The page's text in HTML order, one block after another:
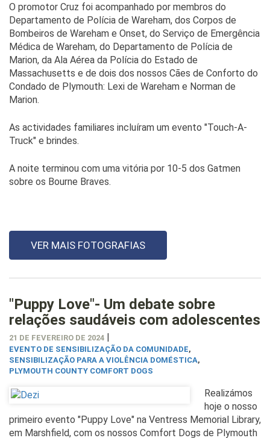
O promotor Cruz foi acompanhado por membros do
Departamento de Polícia de Wareham, dos Corpos de
Bombeiros de Wareham e Onset, do Serviço de Emergência
Médica de Wareham, do Departamento de Polícia de
Marion, da Ala Aérea da Polícia do Estado de
Massachusetts e de dois dos nossos Cães de Conforto do
Condado de Plymouth: Lexi de Wareham e Norman de
Marion.
As actividades familiares incluíram um evento "Touch-A-
Truck" e brindes.
A noite terminou com uma vitória por 10-5 dos Gatmen
sobre os Bourne Braves.
VER MAIS FOTOGRAFIAS
"Puppy Love"- Um debate sobre
relações saudáveis com adolescentes
21 DE FEVEREIRO DE 2024 |
EVENTO DE SENSIBILIZAÇÃO DA COMUNIDADE,
SENSIBILIZAÇÃO PARA A VIOLÊNCIA DOMÉSTICA,
PLYMOUTH COUNTY COMFORT DOGS
Realizámos
hoje o nosso
primeiro evento "Puppy Love" na Ventress Memorial Library,
em Marshfield, com os nossos Comfort Dogs de Plymouth